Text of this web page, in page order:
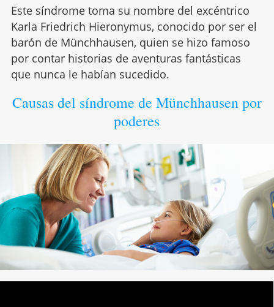
Este síndrome toma su nombre del excéntrico
Karla Friedrich Hieronymus, conocido por ser el
barón de Münchhausen, quien se hizo famoso
por contar historias de aventuras fantásticas
que nunca le habían sucedido.
Causas del síndrome de Münchhausen por
poderes